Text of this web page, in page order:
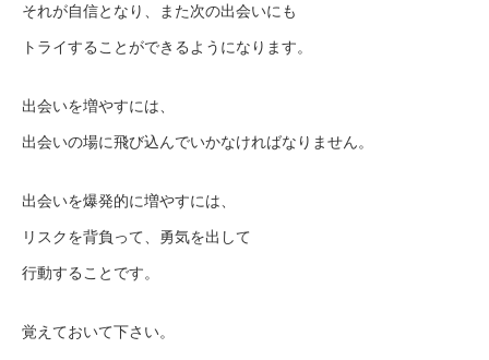
それが自信となり、また次の出会いにも
トライすることができるようになります。
出会いを増やすには、
出会いの場に飛び込んでいかなければなりません。
出会いを爆発的に増やすには、
リスクを背負って、勇気を出して
行動することです。
覚えておいて下さい。